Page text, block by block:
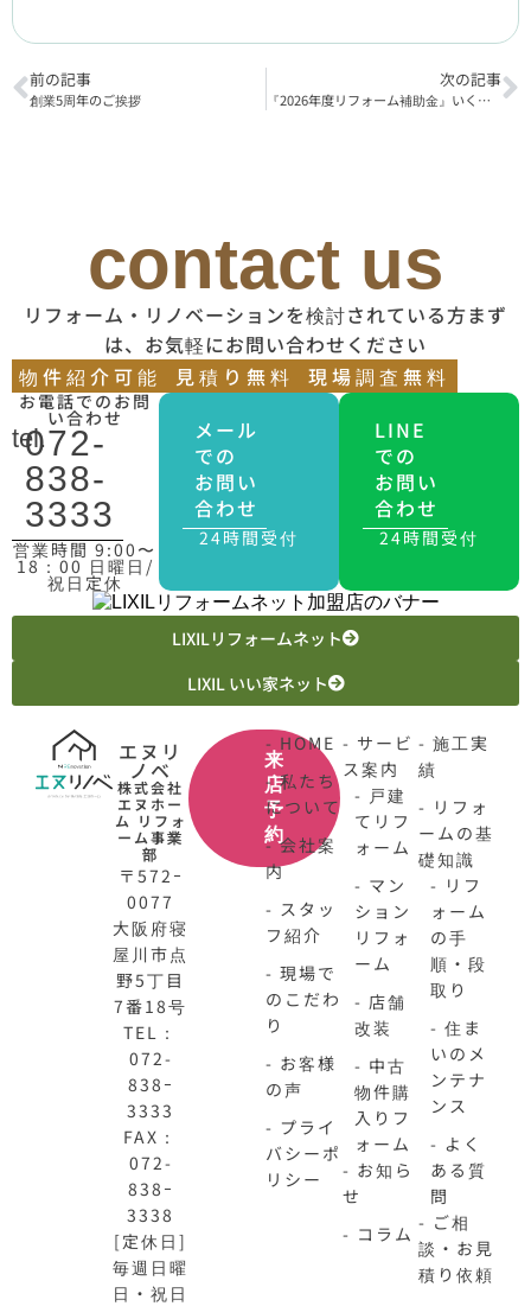
前の記事
創業5周年のご挨拶
次の記事
『2026年度リフォーム補助金』いくらもらえる？どんな工事が対象？
contact us
リフォーム・リノベーションを検討されている方まず
は、お気軽にお問い合わせください
物件紹介可能
見積り無料 現場調査無料
お電話でのお問
い合わせ
tel.
072-
838-
3333
営業時間 9:00〜
18：00 日曜日/
祝日定休
メール
での
お問い
合わせ
24時間受付
LINE
での
お問い
合わせ
24時間受付
LIXILリフォームネット
LIXIL いい家ネット
エヌリ
ノベ
株式会社
エヌホー
ム リフォ
ーム事業
部
〒572ｰ
0077
大阪府寝
屋川市点
野5丁目
7番18号
TEL：
072-
838ｰ
3333
FAX：
072-
838ｰ
3338
[定休日]
毎週日曜
日・祝日
来
店
予
約
- HOME
- 私たち
について
- 会社案
内
- スタッ
フ紹介
- 現場で
のこだわ
り
- お客様
の声
- プライ
バシーポ
リシー
- サービ
ス案内
- 戸建
てリフ
ォーム
- マン
ション
リフォ
ーム
- 店舗
改装
- 中古
物件購
入りフ
ォーム
- お知ら
せ
- コラム
- 施工実
績
- リフォ
ームの基
礎知識
- リフ
ォーム
の手
順・段
取り
- 住ま
いのメ
ンテナ
ンス
- よく
ある質
問
- ご相
談・お見
積り依頼